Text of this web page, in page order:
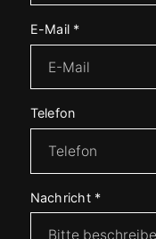
E-Mail *
Telefon
Nachricht *